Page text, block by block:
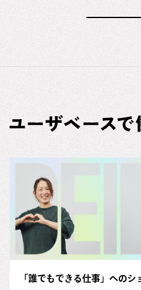
「誰でもできる仕事」へのシ